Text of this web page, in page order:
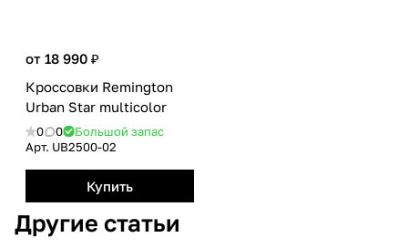
от 18 990 ₽
Кроссовки Remington
Urban Star multicolor
0 0
Большой запас
Арт. UB2500-02
Купить
Другие статьи